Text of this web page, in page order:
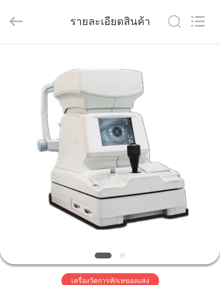
ทัวร์
โรงงาน
Trade
SCM
Rights
รายละเอียดสินค้า
เครื่องวัดการหักเหของแสง